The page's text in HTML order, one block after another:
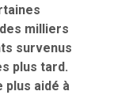
milliers
survenus
plus tard.
plus aidé à